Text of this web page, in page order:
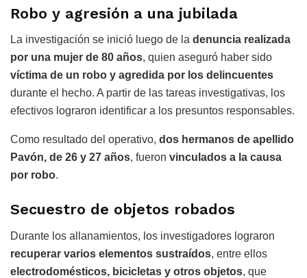
Robo y agresión a una jubilada
La investigación se inició luego de la denuncia realizada
por una mujer de 80 años, quien aseguró haber sido
víctima de un robo y agredida por los delincuentes
durante el hecho. A partir de las tareas investigativas, los
efectivos lograron identificar a los presuntos responsables.
Como resultado del operativo, dos hermanos de apellido
Pavón, de 26 y 27 años, fueron vinculados a la causa
por robo.
Secuestro de objetos robados
Durante los allanamientos, los investigadores lograron
recuperar varios elementos sustraídos, entre ellos
electrodomésticos, bicicletas y otros objetos, que